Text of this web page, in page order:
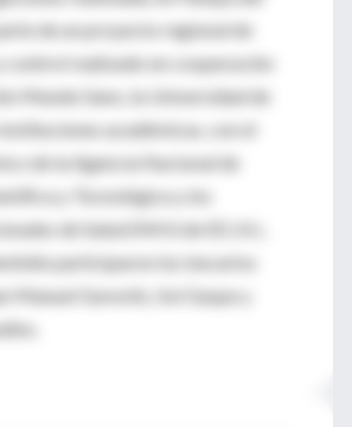
de un proyecto regional de
control realizado en cooperación
Mundo Sano, la Universidad de
académicas, con el
de la Agencia Nacional de
y Tecnológica y los
de Salud (NIH) de EE.UU.,
participaron los becarios
Manuel Gurevitz, Sol Gaspe y